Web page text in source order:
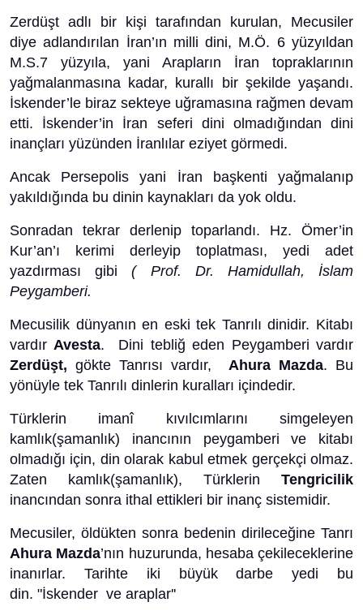
Zerdüşt adlı bir kişi tarafından kurulan, Mecusiler
diye adlandırılan İran’ın milli dini, M.Ö. 6 yüzyıldan
M.S.7 yüzyıla, yani Arapların İran topraklarının
yağmalanmasına kadar, kurallı bir şekilde yaşandı.
İskender’le biraz sekteye uğramasına rağmen devam
etti. İskender’in İran seferi dini olmadığından dini
inançları yüzünden İranlılar eziyet görmedi.
Ancak Persepolis yani İran başkenti yağmalanıp
yakıldığında bu dinin kaynakları da yok oldu.
Sonradan tekrar derlenip toparlandı. Hz. Ömer’in
Kur’an’ı kerimi derleyip toplatması, yedi adet
yazdırması gibi( Prof. Dr. Hamidullah, İslam
Peygamberi.
Mecusilik dünyanın en eski tek Tanrılı dinidir. Kitabı
vardırAvesta. Dini tebliğ eden Peygamberi vardır
Zerdüşt, gökte Tanrısı vardır, Ahura Mazda. Bu
yönüyle tek Tanrılı dinlerin kuralları içindedir.
Türklerin imanî kıvılcımlarını simgeleyen
kamlık(şamanlık) inancının peygamberi ve kitabı
olmadığı için, din olarak kabul etmek gerçekçi olmaz.
Zaten kamlık(şamanlık), Türklerin Tengricilik
inancından sonra ithal ettikleri bir inanç sistemidir.
Mecusiler, öldükten sonra bedenin dirileceğine Tanrı
Ahura Mazda’nın huzurunda, hesaba çekileceklerine
inanırlar. Tarihte iki büyük darbe yedi bu
din. "İskender ve araplar''